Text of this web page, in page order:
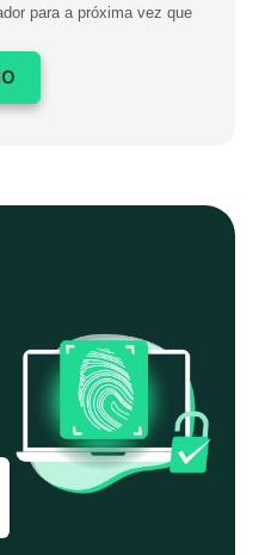
para a próxima vez que